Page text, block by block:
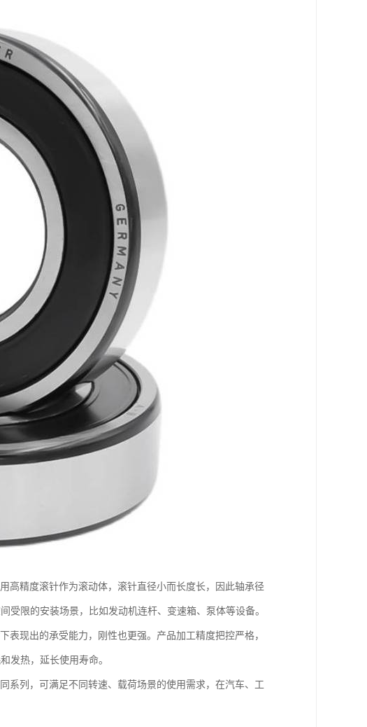
高精度滚针作为滚动体，滚针直径小而长度长，因此轴承径
受限的安装场景，比如发动机连杆、变速箱、泵体等设备。
现出的承受能力，刚性也更强。产品加工精度把控严格，
发热，延长使用寿命。
系列，可满足不同转速、载荷场景的使用需求，在汽车、工